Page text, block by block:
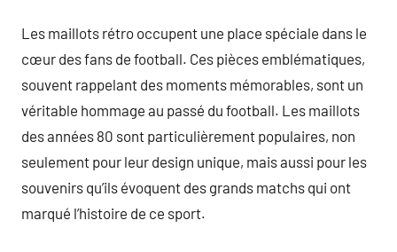
Les maillots rétro occupent une place spéciale dans le
cœur des fans de football. Ces pièces emblématiques,
souvent rappelant des moments mémorables, sont un
véritable hommage au passé du football. Les maillots
des années 80 sont particulièrement populaires, non
seulement pour leur design unique, mais aussi pour les
souvenirs qu’ils évoquent des grands matchs qui ont
marqué l’histoire de ce sport.